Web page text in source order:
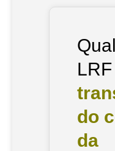
do
da